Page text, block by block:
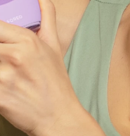
I miei dispositivi
I miei ordini
I miei indirizzi
miei abbonamenti
Español
Português
Русский
繁體中文